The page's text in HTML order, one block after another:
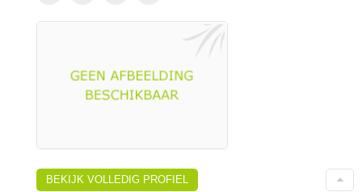
BEKIJK VOLLEDIG PROFIEL